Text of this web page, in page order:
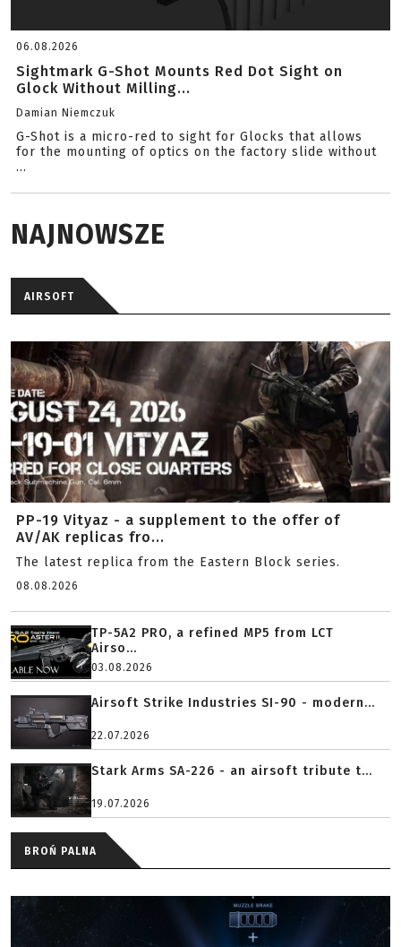
06.08.2026
Sightmark G-Shot Mounts Red Dot Sight on
Glock Without Milling...
Damian Niemczuk
G-Shot is a micro-red to sight for Glocks that allows
for the mounting of optics on the factory slide without
...
NAJNOWSZE
AIRSOFT
PP-19 Vityaz - a supplement to the offer of
AV/AK replicas fro...
The latest replica from the Eastern Block series.
08.08.2026
TP-5A2 PRO, a refined MP5 from LCT
Airso...
03.08.2026
Airsoft Strike Industries SI-90 - modern...
22.07.2026
Stark Arms SA-226 - an airsoft tribute t...
19.07.2026
BROŃ PALNA